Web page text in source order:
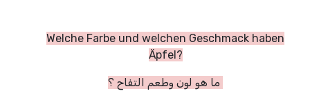
Welche Farbe und welchen Geschmack haben
Äpfel?